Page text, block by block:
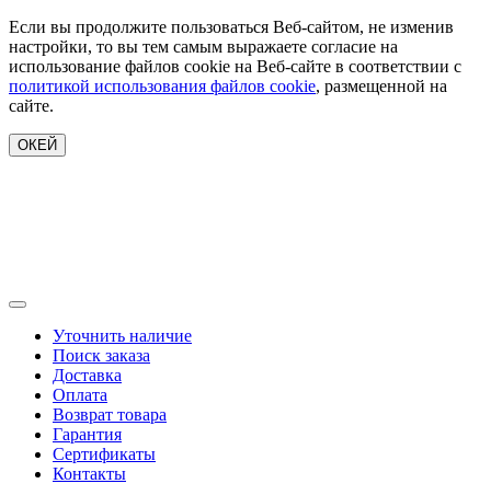
Если вы продолжите пользоваться Веб-сайтом, не изменив
настройки, то вы тем самым выражаете согласие на
использование файлов cookie на Веб-сайте в соответствии с
политикой использования файлов cookie, размещенной на
сайте.
ОКЕЙ
Уточнить наличие
Поиск заказа
Доставка
Оплата
Возврат товара
Гарантия
Сертификаты
Контакты